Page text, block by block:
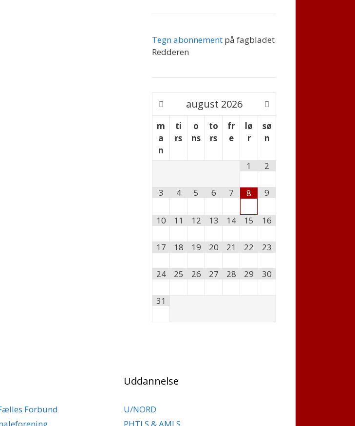
Tegn abonnement på fagbladet
Redderen
august 2026
m
a
n
ti
rs
o
ns
to
rs
fr
e
lø
r
sø
n
1 2
3 4 5 6 7 8 9
10 11 12 13 14 15 16
17 18 19 20 21 22 23
24 25 26 27 28 29 30
31
Forbund
Uddannelse
U/NORD
PHTLS & AMLS